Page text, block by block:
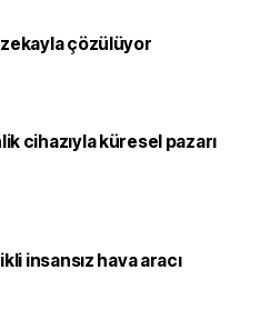
zekayla çözülüyor
cihazıyla küresel pazarı
insansız hava aracı